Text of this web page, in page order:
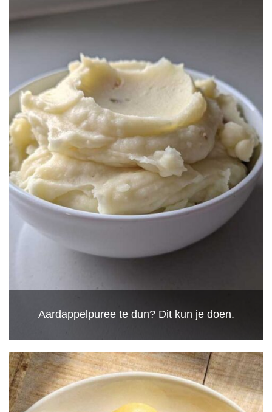
Aardappelpuree te dun? Dit kun je doen.